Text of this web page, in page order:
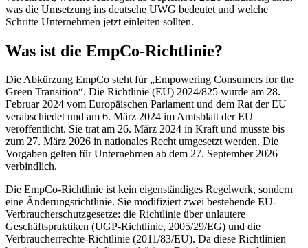
was die Umsetzung ins deutsche UWG bedeutet und welche
Schritte Unternehmen jetzt einleiten sollten.
Was ist die EmpCo-Richtlinie?
Die Abkürzung EmpCo steht für „Empowering Consumers for the
Green Transition“. Die Richtlinie (EU) 2024/825 wurde am 28.
Februar 2024 vom Europäischen Parlament und dem Rat der EU
verabschiedet und am 6. März 2024 im Amtsblatt der EU
veröffentlicht. Sie trat am 26. März 2024 in Kraft und musste bis
zum 27. März 2026 in nationales Recht umgesetzt werden. Die
Vorgaben gelten für Unternehmen ab dem 27. September 2026
verbindlich.
Die EmpCo-Richtlinie ist kein eigenständiges Regelwerk, sondern
eine Änderungsrichtlinie. Sie modifiziert zwei bestehende EU-
Verbraucherschutzgesetze: die Richtlinie über unlautere
Geschäftspraktiken (UGP-Richtlinie, 2005/29/EG) und die
Verbraucherrechte-Richtlinie (2011/83/EU). Da diese Richtlinien